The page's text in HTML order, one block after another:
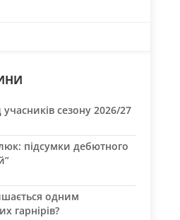
сезону 2026/27
підсумки дебютного
одним
гарнірів?